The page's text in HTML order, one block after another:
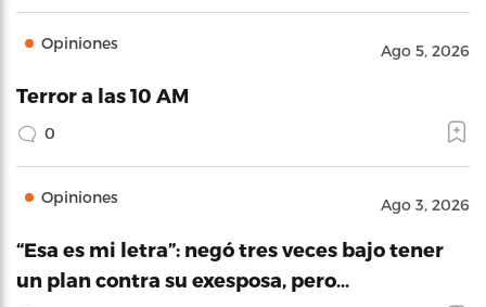
Opiniones Ago 5, 2026
Terror a las 10 AM
0
Opiniones Ago 3, 2026
“Esa es mi letra”: negó tres veces bajo tener
un plan contra su exesposa, pero…